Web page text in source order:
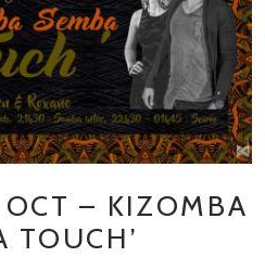
– KIZOMBA
TOUCH’